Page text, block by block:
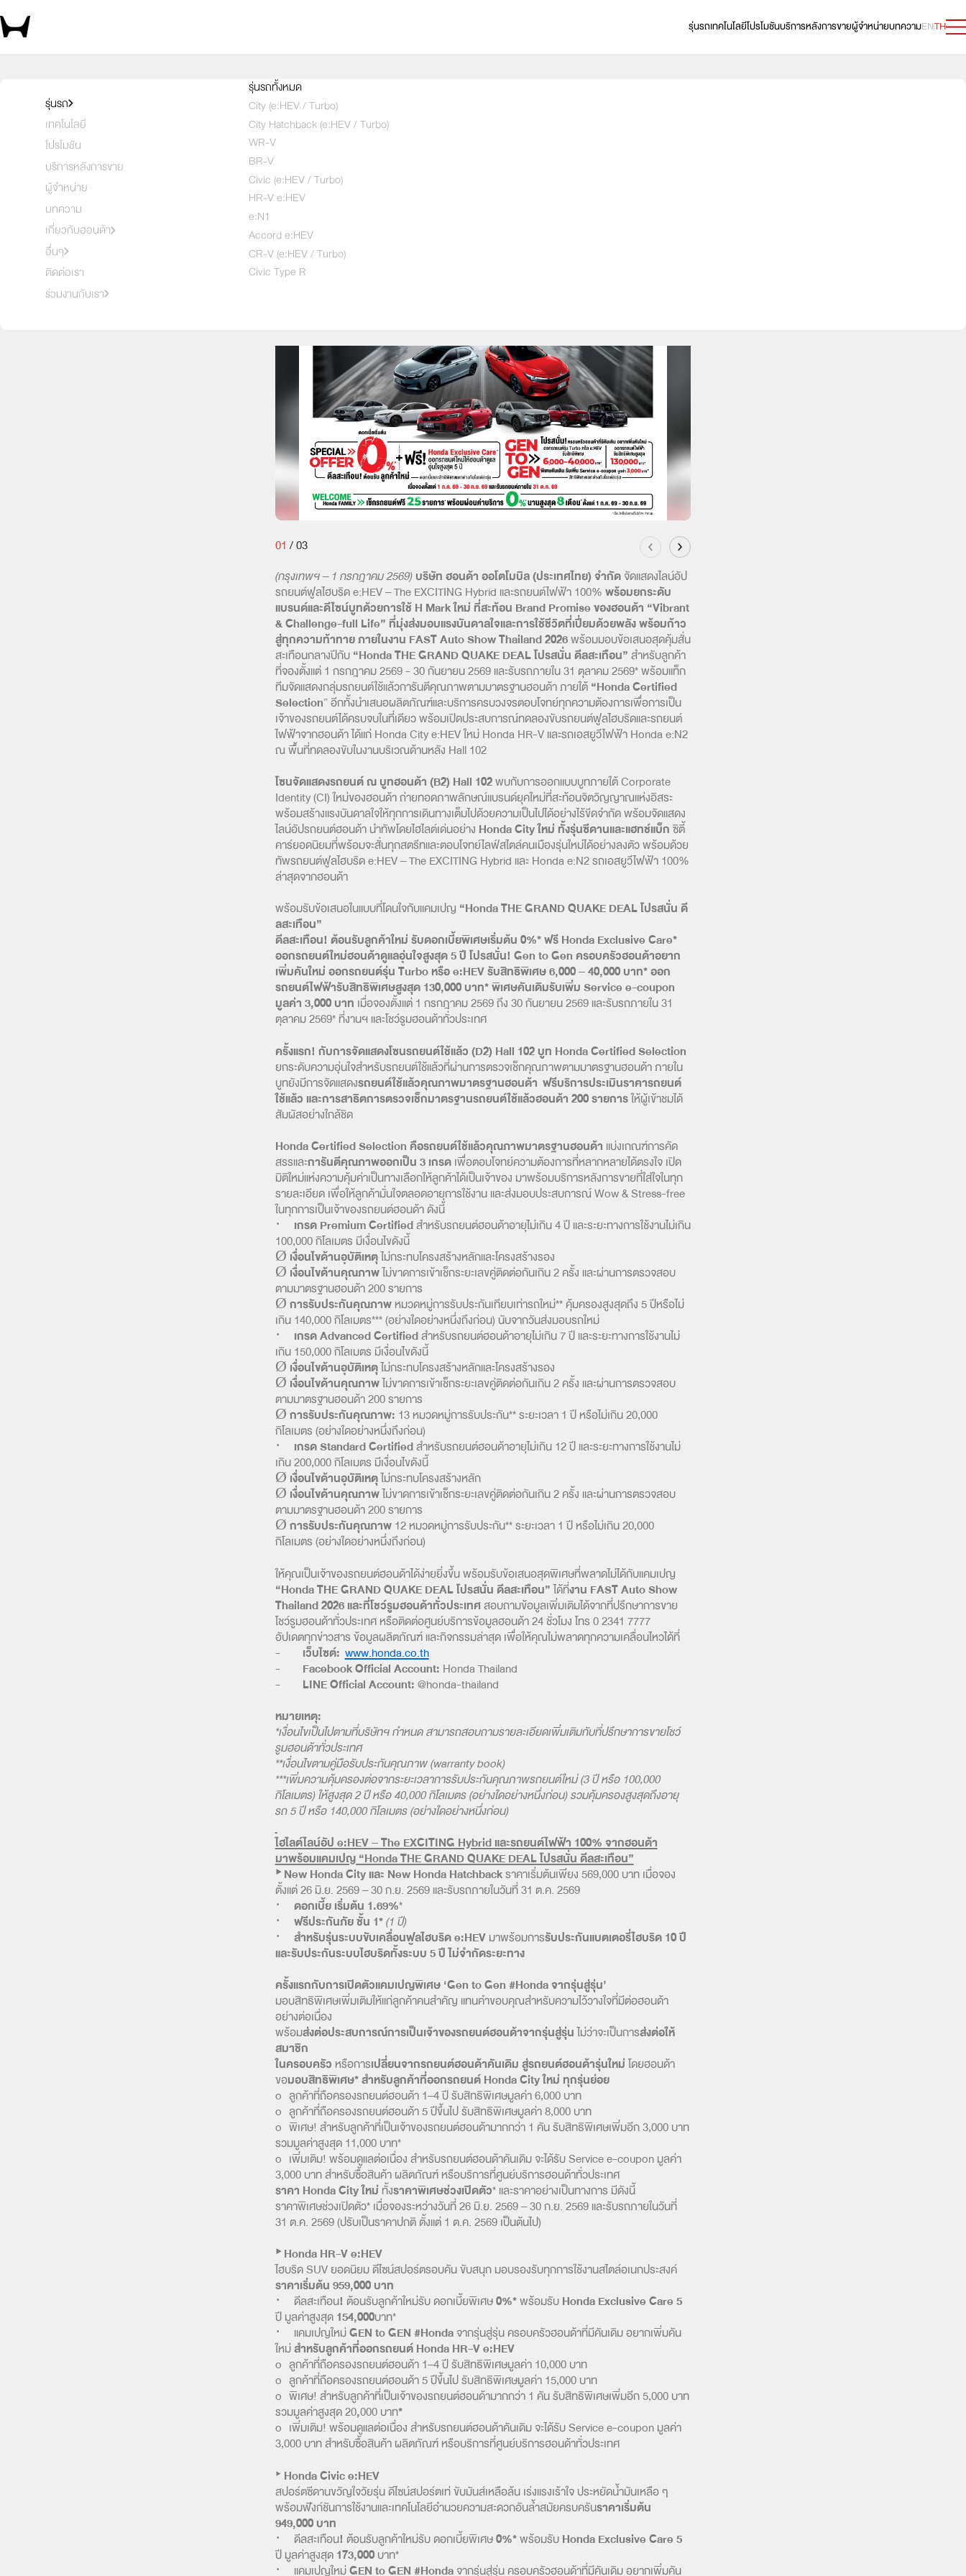
รุ่นรถเทคโนโลยีโปรโมชันบริการหลังการขายผู้จำหน่ายบทความENTH
รุ่นรถ
เทคโนโลยี
โปรโมชัน
บริการหลังการขาย
ผู้จำหน่าย
บทความ
เกี่ยวกับฮอนด้า
อื่นๆ
ติดต่อเรา
ร่วมงานกับเรา
รุ่นรถทั้งหมด
City (e:HEV / Turbo)
City Hatchback (e:HEV / Turbo)
WR-V
BR-V
Civic (e:HEV / Turbo)
HR-V e:HEV
e:N1
Accord e:HEV
CR-V (e:HEV / Turbo)
Civic Type R
ฮอนด้า จัดแสดงไลน์อัป e:HEV และ EV ยกระดับแบรนด์และดีไซน์บูทด้วยการใช้ H Mark
ใหม่ ที่งาน FAST Auto Show Thailand 2026 จัดหนักกลางปี “Honda THE GRAND
QUAKE DEAL โปรสนั่น ดีลสะเทือน” เมื่อจองตั้งแต่ 1 ก.ค. 69 – 30 ก.ย. 69 พร้อม
แนะนำ Honda Certified Selection การันตีคุณภาพมาตรฐานฮอนด้า
01 /03
(กรุงเทพฯ – 1 กรกฎาคม 2569)บริษัท ฮอนด้า ออโตโมบิล (ประเทศไทย) จำกัดจัดแสดงไลน์อัป
รถยนต์ฟูลไฮบริด e:HEV – The EXCITING Hybrid และรถยนต์ไฟฟ้า 100%พร้อมยกระดับ
แบรนด์และดีไซน์บูทด้วยการใช้ H Mark ใหม่ ที่สะท้อน Brand Promise ของฮอนด้า “Vibrant
& Challenge-full Life” ที่มุ่งส่งมอบแรงบันดาลใจและการใช้ชีวิตที่เปี่ยมด้วยพลัง พร้อมก้าว
สู่ทุกความท้าทาย ภายในงาน FAST Auto Show Thailand 2026พร้อมมอบข้อเสนอสุดคุ้มสั่น
สะเทือนกลางปีกับ“Honda THE GRAND QUAKE DEAL โปรสนั่น ดีลสะเทือน”สำหรับลูกค้า
ที่จองตั้งแต่ 1 กรกฎาคม 2569 - 30 กันยายน 2569 และรับรถภายใน 31 ตุลาคม 2569* พร้อมแท็ก
ทีมจัดแสดงกลุ่มรถยนต์ใช้แล้วการันตีคุณภาพตามมาตรฐานฮอนด้า ภายใต้“Honda Certified
Selection” อีกทั้งนำเสนอผลิตภัณฑ์และบริการครบวงจรตอบโจทย์ทุกความต้องการเพื่อการเป็น
เจ้าของรถยนต์ได้ครบจบในที่เดียว พร้อมเปิดประสบการณ์ทดลองขับรถยนต์ฟูลไฮบริดและรถยนต์
ไฟฟ้าจากฮอนด้า ได้แก่ Honda City e:HEV ใหม่ Honda HR-V และรถเอสยูวีไฟฟ้า Honda e:N2
ณ พื้นที่ทดลองขับในงานบริเวณด้านหลัง Hall 102
โซนจัดแสดงรถยนต์ ณ บูทฮอนด้า (B2) Hall 102พบกับการออกแบบบูทภายใต้ Corporate
Identity (CI) ใหม่ของฮอนด้า ถ่ายทอดภาพลักษณ์แบรนด์ยุคใหม่ที่สะท้อนจิตวิญญาณแห่งอิสระ
พร้อมสร้างแรงบันดาลใจให้ทุกการเดินทางเต็มไปด้วยความเป็นไปได้อย่างไร้ขีดจำกัด พร้อมจัดแสดง
ไลน์อัปรถยนต์ฮอนด้า นำทัพโดยไฮไลต์เด่นอย่าง Honda City ใหม่ ทั้งรุ่นซีดานและแฮทช์แบ็กซิตี้
คาร์ยอดนิยมที่พร้อมจะสั่นทุกสตรีทและตอบโจทย์ไลฟ์สไตล์คนเมืองรุ่นใหม่ได้อย่างลงตัว พร้อมด้วย
ทัพรถยนต์ฟูลไฮบริด e:HEV – The EXCITING Hybrid และ Honda e:N2 รถเอสยูวีไฟฟ้า 100%
ล่าสุดจากฮอนด้า
พร้อมรับข้อเสนอในแบบที่โดนใจกับแคมเปญ “Honda THE GRAND QUAKE DEAL โปรสนั่น ดี
ลสะเทือน”
ดีลสะเทือน! ต้อนรับลูกค้าใหม่ รับดอกเบี้ยพิเศษเริ่มต้น 0%* ฟรี Honda Exclusive Care*
ออกรถยนต์ใหม่ฮอนด้าดูแลอุ่นใจสูงสุด 5 ปี โปรสนั่น! Gen to Gen ครอบครัวฮอนด้าอยาก
เพิ่มคันใหม่ ออกรถยนต์รุ่น Turbo หรือ e:HEV รับสิทธิพิเศษ 6,000 – 40,000 บาท* ออก
รถยนต์ไฟฟ้ารับสิทธิพิเศษสูงสุด 130,000 บาท* พิเศษคันเดิมรับเพิ่ม Service e-coupon
มูลค่า 3,000 บาท เมื่อจองตั้งแต่ 1 กรกฎาคม 2569 ถึง 30 กันยายน 2569 และรับรถภายใน 31
ตุลาคม 2569* ที่งานฯ และโชว์รูมฮอนด้าทั่วประเทศ
ครั้งแรก! กับการจัดแสดงโซนรถยนต์ใช้แล้ว (D2) Hall 102 บูท Honda Certified Selection
ยกระดับความอุ่นใจสำหรับรถยนต์ใช้แล้วที่ผ่านการตรวจเช็กคุณภาพตามมาตรฐานฮอนด้า ภายใน
บูทยังมีการจัดแสดงรถยนต์ใช้แล้วคุณภาพมาตรฐานฮอนด้า ฟรีบริการประเมินราคารถยนต์
ใช้แล้ว และการสาธิตการตรวจเช็กมาตรฐานรถยนต์ใช้แล้วฮอนด้า 200 รายการให้ผู้เข้าชมได้
สัมผัสอย่างใกล้ชิด
Honda Certified Selection คือรถยนต์ใช้แล้วคุณภาพมาตรฐานฮอนด้า แบ่งเกณฑ์การคัด
สรรและการันตีคุณภาพออกเป็น 3 เกรดเพื่อตอบโจทย์ความต้องการที่หลากหลายได้ตรงใจ เปิด
มิติใหม่แห่งความคุ้มค่าเป็นทางเลือกให้ลูกค้าได้เป็นเจ้าของ มาพร้อมบริการหลังการขายที่ใส่ใจในทุก
รายละเอียด เพื่อให้ลูกค้ามั่นใจตลอดอายุการใช้งาน และส่งมอบประสบการณ์ Wow & Stress-free
ในทุกการเป็นเจ้าของรถยนต์ฮอนด้า ดังนี้
· เกรด Premium Certifiedสำหรับรถยนต์ฮอนด้าอายุไม่เกิน 4 ปี และระยะทางการใช้งานไม่เกิน
100,000 กิโลเมตร มีเงื่อนไขดังนี้
Ø เงื่อนไขด้านอุบัติเหตุไม่กระทบโครงสร้างหลักและโครงสร้างรอง
Ø เงื่อนไขด้านคุณภาพไม่ขาดการเข้าเช็กระยะเลขคู่ติดต่อกันเกิน 2 ครั้ง และผ่านการตรวจสอบ
ตามมาตรฐานฮอนด้า 200 รายการ
Øการรับประกันคุณภาพหมวดหมู่การรับประกันเทียบเท่ารถใหม่** คุ้มครองสูงสุดถึง 5 ปีหรือไม่
เกิน 140,000 กิโลเมตร*** (อย่างใดอย่างหนึ่งถึงก่อน) นับจากวันส่งมอบรถใหม่
· เกรด Advanced Certifiedสำหรับรถยนต์ฮอนด้าอายุไม่เกิน 7 ปี และระยะทางการใช้งานไม่
เกิน 150,000 กิโลเมตร มีเงื่อนไขดังนี้
Ø เงื่อนไขด้านอุบัติเหตุไม่กระทบโครงสร้างหลักและโครงสร้างรอง
Ø เงื่อนไขด้านคุณภาพไม่ขาดการเข้าเช็กระยะเลขคู่ติดต่อกันเกิน 2 ครั้ง และผ่านการตรวจสอบ
ตามมาตรฐานฮอนด้า 200 รายการ
Øการรับประกันคุณภาพ: 13 หมวดหมู่การรับประกัน** ระยะเวลา 1 ปี หรือไม่เกิน 20,000
กิโลเมตร (อย่างใดอย่างหนึ่งถึงก่อน)
· เกรด Standard Certifiedสำหรับรถยนต์ฮอนด้าอายุไม่เกิน 12 ปี และระยะทางการใช้งานไม่
เกิน 200,000 กิโลเมตร มีเงื่อนไขดังนี้
Ø เงื่อนไขด้านอุบัติเหตุไม่กระทบโครงสร้างหลัก
Ø เงื่อนไขด้านคุณภาพไม่ขาดการเข้าเช็กระยะเลขคู่ติดต่อกันเกิน 2 ครั้ง และผ่านการตรวจสอบ
ตามมาตรฐานฮอนด้า 200 รายการ
Øการรับประกันคุณภาพ12 หมวดหมู่การรับประกัน** ระยะเวลา 1 ปี หรือไม่เกิน 20,000
กิโลเมตร (อย่างใดอย่างหนึ่งถึงก่อน)
ให้คุณเป็นเจ้าของรถยนต์ฮอนด้าได้ง่ายยิ่งขึ้น พร้อมรับข้อเสนอสุดพิเศษที่พลาดไม่ได้กับแคมเปญ
“Honda THE GRAND QUAKE DEAL โปรสนั่น ดีลสะเทือน”ได้ที่งาน FAST Auto Show
Thailand 2026 และที่โชว์รูมฮอนด้าทั่วประเทศสอบถามข้อมูลเพิ่มเติมได้จากที่ปรึกษาการขาย
โชว์รูมฮอนด้าทั่วประเทศ หรือติดต่อศูนย์บริการข้อมูลฮอนด้า 24 ชั่วโมง โทร 0 2341 7777
อัปเดตทุกข่าวสาร ข้อมูลผลิตภัณฑ์ และกิจกรรมล่าสุด เพื่อให้คุณไม่พลาดทุกความเคลื่อนไหวได้ที่
- เว็บไซต์: www.honda.co.th
- Facebook Official Account: Honda Thailand
- LINE Official Account:@honda-thailand
หมายเหตุ:
*เงื่อนไขเป็นไปตามที่บริษัทฯ กำหนด สามารถสอบถามรายละเอียดเพิ่มเติมกับที่ปรึกษาการขายโชว์
รูมฮอนด้าทั่วประเทศ
**เงื่อนไขตามคู่มือรับประกันคุณภาพ (warranty book)
***เพิ่มความคุ้มครองต่อจากระยะเวลาการรับประกันคุณภาพรถยนต์ใหม่ (3 ปี หรือ 100,000
กิโลเมตร) ให้สูงสุด 2 ปี หรือ 40,000 กิโลเมตร (อย่างใดอย่างหนึ่งก่อน) รวมคุ้มครองสูงสุดถึงอายุ
รถ 5 ปี หรือ 140,000 กิโลเมตร (อย่างใดอย่างหนึ่งก่อน)
ไฮไลต์ไลน์อัป e:HEV – The EXCITING Hybrid และรถยนต์ไฟฟ้า 100% จากฮอนด้า
มาพร้อมแคมเปญ “Honda THE GRAND QUAKE DEAL โปรสนั่น ดีลสะเทือน”
‣ NewHonda City และ New Honda Hatchbackราคาเริ่มต้นเพียง 569,000 บาท เมื่อจอง
ตั้งแต่ 26 มิ.ย. 2569 – 30 ก.ย. 2569 และรับรถภายในวันที่ 31 ต.ค. 2569
· ดอกเบี้ย เริ่มต้น 1.69%*
· ฟรีประกันภัย ชั้น 1*(1 ปี)
· สำหรับรุ่นระบบขับเคลื่อนฟูลไฮบริด e:HEVมาพร้อมการรับประกันแบตเตอรี่ไฮบริด 10 ปี
และรับประกันระบบไฮบริดทั้งระบบ 5 ปี ไม่จำกัดระยะทาง
ครั้งแรกกับการเปิดตัวแคมเปญพิเศษ ‘Gen to Gen #Honda จากรุ่นสู่รุ่น’
มอบสิทธิพิเศษเพิ่มเติมให้แก่ลูกค้าคนสำคัญ แทนคำขอบคุณสำหรับความไว้วางใจที่มีต่อฮอนด้า
อย่างต่อเนื่อง
พร้อมส่งต่อประสบการณ์การเป็นเจ้าของรถยนต์ฮอนด้าจากรุ่นสู่รุ่นไม่ว่าจะเป็นการส่งต่อให้
สมาชิก
ในครอบครัว หรือการเปลี่ยนจากรถยนต์ฮอนด้าคันเดิม สู่รถยนต์ฮอนด้ารุ่นใหม่โดยฮอนด้า
ขอมอบสิทธิพิเศษ* สำหรับลูกค้าที่ออกรถยนต์ Honda City ใหม่ ทุกรุ่นย่อย
o ลูกค้าที่ถือครองรถยนต์ฮอนด้า 1–4 ปี รับสิทธิพิเศษมูลค่า 6,000 บาท
o ลูกค้าที่ถือครองรถยนต์ฮอนด้า 5 ปีขึ้นไป รับสิทธิพิเศษมูลค่า 8,000 บาท
o พิเศษ! สำหรับลูกค้าที่เป็นเจ้าของรถยนต์ฮอนด้ามากกว่า 1 คัน รับสิทธิพิเศษเพิ่มอีก 3,000 บาท
รวมมูลค่าสูงสุด 11,000 บาท*
o เพิ่มเติม! พร้อมดูแลต่อเนื่อง สำหรับรถยนต์ฮอนด้าคันเดิม จะได้รับ Service e-coupon มูลค่า
3,000 บาท สำหรับซื้อสินค้า ผลิตภัณฑ์ หรือบริการที่ศูนย์บริการฮอนด้าทั่วประเทศ
ราคา Honda City ใหม่ ทั้งราคาพิเศษช่วงเปิดตัว* และราคาอย่างเป็นทางการ มีดังนี้
ราคาพิเศษช่วงเปิดตัว* เมื่อจองระหว่างวันที่ 26 มิ.ย. 2569 – 30 ก.ย. 2569 และรับรถภายในวันที่
31 ต.ค. 2569 (ปรับเป็นราคาปกติ ตั้งแต่ 1 ต.ค. 2569 เป็นต้นไป)
‣ Honda HR-V e:HEV
ไฮบริด SUV ยอดนิยม ดีไซน์สปอร์ตรอบคัน ขับสนุก มอบรองรับทุกการใช้งานสไตล์อเนกประสงค์
ราคาเริ่มต้น 959,000 บาท
· ดีลสะเทือน! ต้อนรับลูกค้าใหม่รับ ดอกเบี้ยพิเศษ0%*พร้อมรับHonda Exclusive Care 5
ปี มูลค่าสูงสุด154,000บาท*
· แคมเปญใหม่GEN to GEN #Hondaจากรุ่นสู่รุ่น ครอบครัวฮอนด้าที่มีคันเดิม อยากเพิ่มคัน
ใหม่สำหรับลูกค้าที่ออกรถยนต์ Honda HR-V e:HEV
o ลูกค้าที่ถือครองรถยนต์ฮอนด้า 1–4 ปี รับสิทธิพิเศษมูลค่า 10,000 บาท
o ลูกค้าที่ถือครองรถยนต์ฮอนด้า 5 ปีขึ้นไป รับสิทธิพิเศษมูลค่า 15,000 บาท
o พิเศษ! สำหรับลูกค้าที่เป็นเจ้าของรถยนต์ฮอนด้ามากกว่า 1 คัน รับสิทธิพิเศษเพิ่มอีก 5,000 บาท
รวมมูลค่าสูงสุด 20,000 บาท*
o เพิ่มเติม! พร้อมดูแลต่อเนื่อง สำหรับรถยนต์ฮอนด้าคันเดิม จะได้รับ Service e-coupon มูลค่า
3,000 บาท สำหรับซื้อสินค้า ผลิตภัณฑ์ หรือบริการที่ศูนย์บริการฮอนด้าทั่วประเทศ
‣ Honda Civic e:HEV
สปอร์ตซีดานขวัญใจวัยรุ่น ดีไซน์สปอร์ตเท่ ขับมันส์เหลือล้น เร่งแรงเร้าใจ ประหยัดน้ำมันเหลือ ๆ
พร้อมฟังก์ชันการใช้งานและเทคโนโลยีอำนวยความสะดวกอันล้ำสมัยครบครันราคาเริ่มต้น
949,000 บาท
· ดีลสะเทือน! ต้อนรับลูกค้าใหม่รับ ดอกเบี้ยพิเศษ0%*พร้อมรับHonda Exclusive Care 5
ปี มูลค่าสูงสุด173,000บาท*
· แคมเปญใหม่GEN to GEN #Hondaจากรุ่นสู่รุ่น ครอบครัวฮอนด้าที่มีคันเดิม อยากเพิ่มคัน